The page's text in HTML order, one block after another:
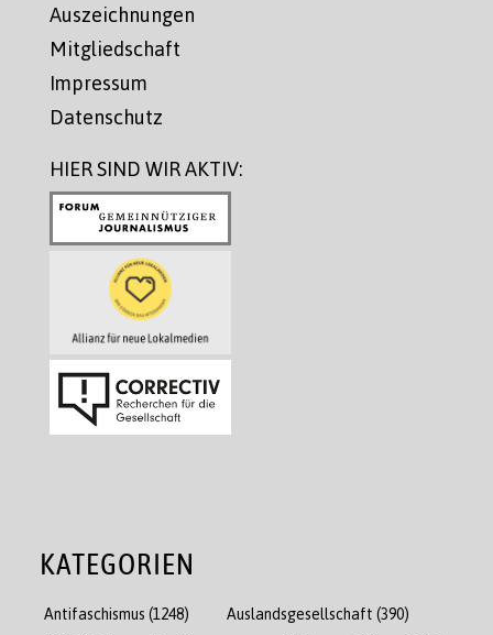
Auszeichnungen
Mitgliedschaft
Impressum
Datenschutz
HIER SIND WIR AKTIV:
KATEGORIEN
Antifaschismus (1248) Auslandsgesellschaft (390)